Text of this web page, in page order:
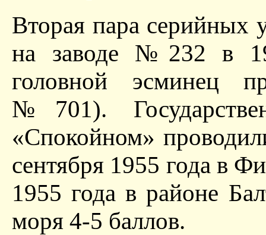
Вторая пара
на заводе №232 в
головной эсминец
№701).
«Спокойном»
сентября 1955 года в
1955 года в районе
моря 4-5 баллов.